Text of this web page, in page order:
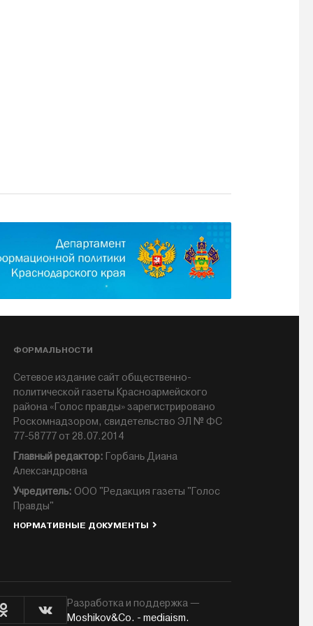
ФОРМАЛЬНОСТИ
Сетевое издание сайт общественно-
политической газеты Красноармейского
района «Голос правды» зарегистрировано
Роскомнадзором, свидетельство ЭЛ № ФС
77-58777 от 28.07.2014
Главный редактор: Горбань Диана
Александровна
Учредитель: ООО "Редакция газеты "Голос
Правды"
НОРМАТИВНЫЕ ДОКУМЕНТЫ
Разработка и поддержка —
Moshikov&Co. - mediaism.